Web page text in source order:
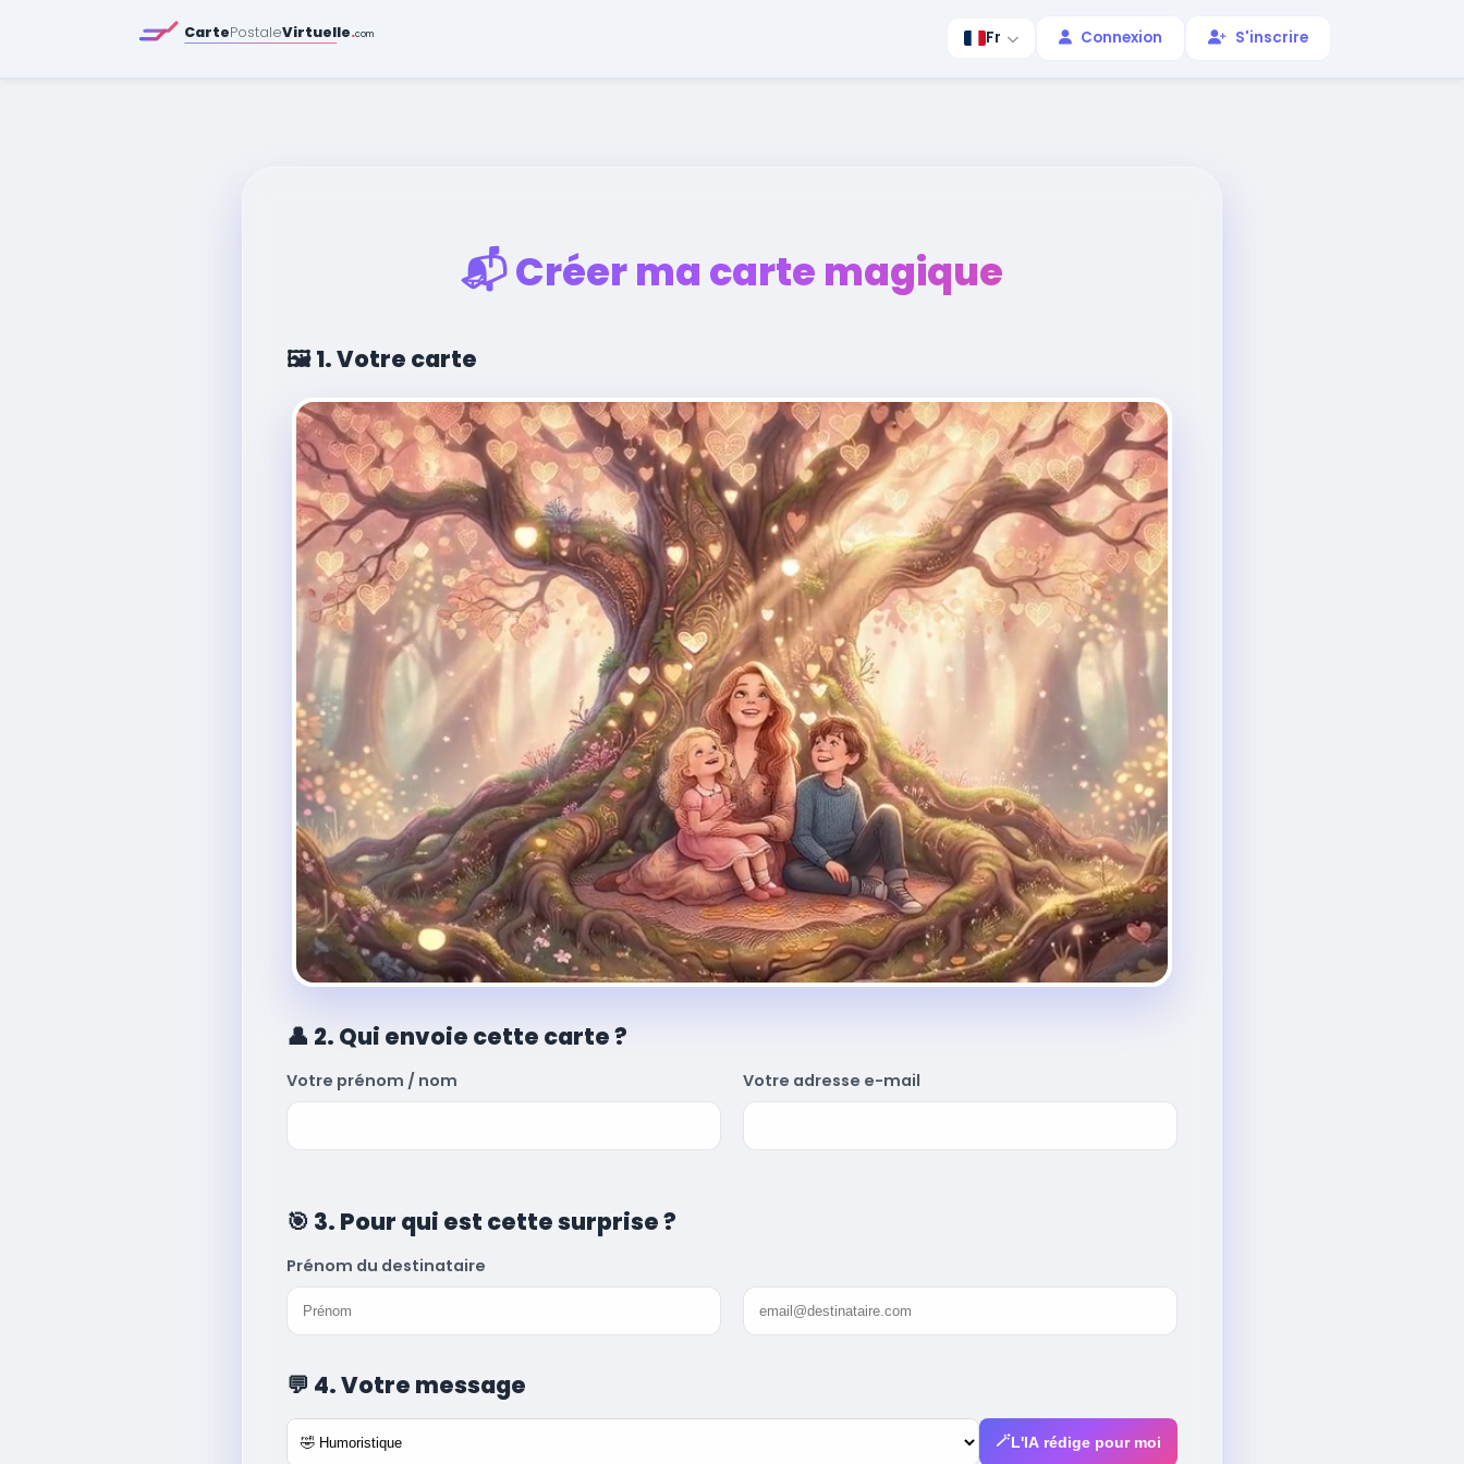
CartePostaleVirtuelle.com Fr Connexion S'inscrire
📬Créer ma carte magique
🖼️1. Votre carte
👤 2. Qui envoie cette carte ?
Votre prénom / nom Votre adresse e-mail
🎯 3. Pour qui est cette surprise ?
Prénom du destinataire
💬 4. Votre message
🪄L'IA rédige pour moi